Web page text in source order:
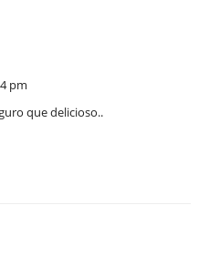
pm
que delicioso..